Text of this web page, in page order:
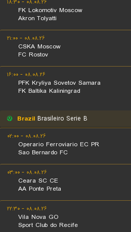
۰۸.۰۸.۲۶ - ۱۸:۳۰
FK Lokomotiv Moscow
Akron Tolyatti
۰۸.۰۸.۲۶ - ۲۱:۰۰
CSKA Moscow
FC Rostov
۰۸.۰۸.۲۶ - ۱۶:۰۰
PFK Kryliya Sovetov Samara
FK Baltika Kaliningrad
Brazil Brasileiro Serie B
۰۸.۰۸.۲۶ - ۰۲:۰۰
Operario Ferroviario EC PR
Sao Bernardo FC
۰۸.۰۸.۲۶ - ۰۳:۰۰
Ceara SC CE
AA Ponte Preta
۰۸.۰۸.۲۶ - ۲۲:۳۰
Vila Nova GO
Sport Club do Recife